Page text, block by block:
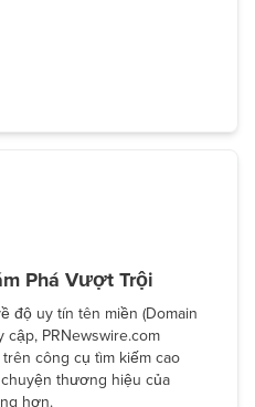
Phá Vượt Trội
độ uy tín tên miền (Domain
PRNewswire.com
công cụ tìm kiếm cao
thương hiệu của
hơn.